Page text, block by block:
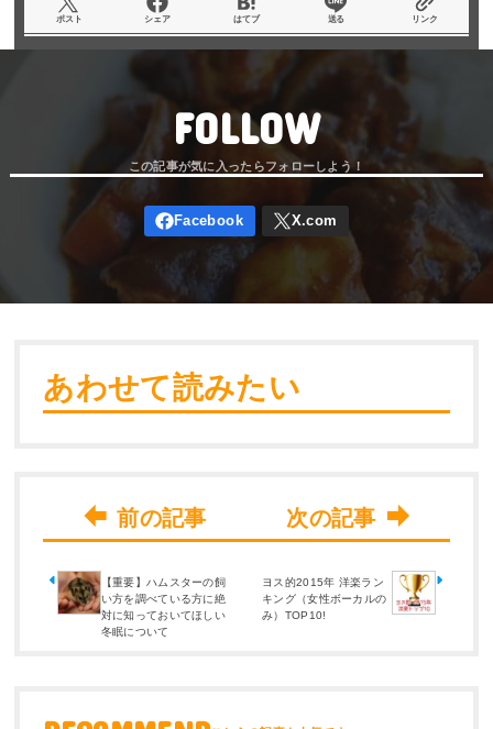
ポスト シェア はてブ 送る リンク
FOLLOW
あわせて読みたい
【重要】ハムスターの飼
い方を調べている方に絶
対に知っておいてほしい
冬眠について
ヨス的2015年 洋楽ラン
キング（女性ボーカルの
み）TOP10!